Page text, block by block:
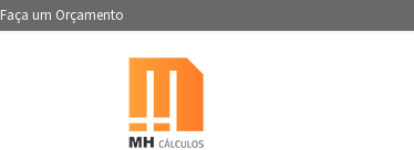
Faça um Orçamento